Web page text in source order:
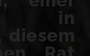
in
diesem